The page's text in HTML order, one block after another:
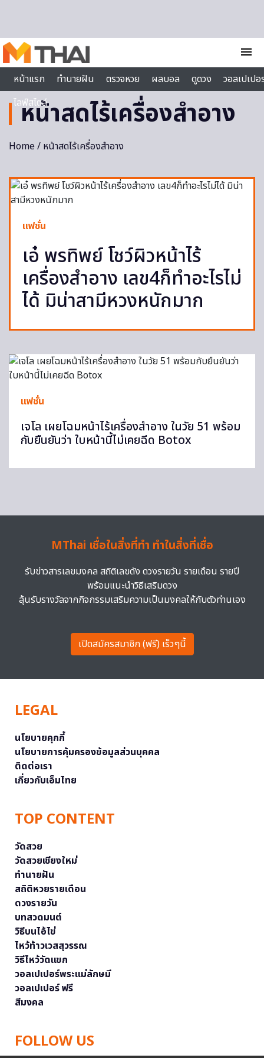
menu
หน้าแรก
ทำนายฝัน ตรวจหวย ผลบอล ดูดวง
วอลเปเป
ไลฟ์สไตล์
หน้าสดไร้เครื่องสำอาง
Home/ หน้าสดไร้เครื่องสำอาง
แฟชั่น
เอ๋ พรทิพย์ โชว์ผิวหน้าไร้
เครื่องสำอาง เลข4ก็ทำอะไรไม่
ได้ มิน่าสามีหวงหนักมาก
แฟชั่น
เจโล เผยโฉมหน้าไร้เครื่องสำอาง ในวัย 51 พร้อม
กับยืนยันว่า ใบหน้านี้ไม่เคยฉีด Botox
MThai เชื่อในสิ่งที่ทำ ทำในสิ่งที่เชื่อ
รับข่าวสารเลขมงคล สถิติเลขดัง ดวงรายวัน รายเดือน รายปี
พร้อมแนะนำวิธีเสริมดวง
ลุ้นรับรางวัลจากกิจกรรมเสริมความเป็นมงคลให้กับตัวท่านเอง
เปิดสมัครสมาชิก (ฟรี) เร็วๆนี้
LEGAL
นโยบายคุกกี้
นโยบายการคุ้มครองข้อมูลส่วนบุคคล
ติดต่อเรา
เกี่ยวกับเอ็มไทย
TOP CONTENT
วัดสวย
วัดสวยเชียงใหม่
ทำนายฝัน
สถิติหวยรายเดือน
ดวงรายวัน
บทสวดมนต์
วิธีบนไอ้ไข่
ไหว้ท้าวเวสสุวรรณ
วิธีไหว้วัดแขก
วอลเปเปอร์พระแม่ลักษมี
วอลเปเปอร์ ฟรี
สีมงคล
FOLLOW US